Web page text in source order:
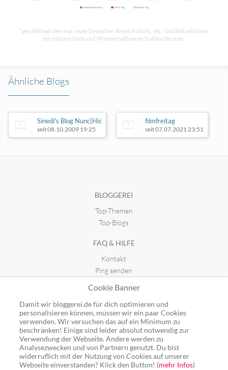
*gezählt werden nur reale Besucher, keine Robots, etc. Gezählt wird nur
ein Hit pro Visit und IP innerhalb einer halben Stunde.
Ähnliche Blogs
Sinedi's Blog Nunc|Hic
seit 08.10.2009 19:25
filmfreitag
seit 07.07.2021 23:51
BLOGGEREI
Top-Themen
Top-Blogs
FAQ & HILFE
Kontakt
Ping senden
GUTSCHEINE
Top-Gutscheine
Alle Shops
Cookie Banner
Damit wir bloggerei.de für dich optimieren und
personalisieren können, müssen wir ein paar Cookies
verwenden. Wir versuchen das auf ein Minimum zu
beschränken! Einige sind leider absolut notwendig zur
Verwendung der Webseite. Andere werden zu
Analysezwecken und von Partnern genutzt. Du bist
widerruflich mit der Nutzung von Cookies auf unserer
Webseite einverstanden? Klick den Button! (mehr Infos)